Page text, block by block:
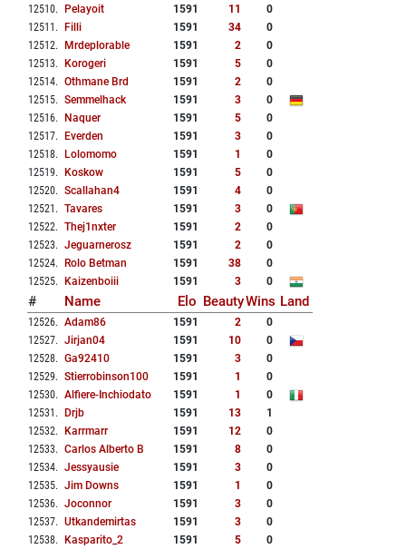
12510. Pelayoit 1591 11
0
12511 . Filli 1591 34
0
12512. Mrdeplorable 1591 2
0
12513. Korogeri 1591 5
0
12514. Othmane Brd 1591 2
0
12515. Semmelhack 1591 3
0
12516. Naquer 1591 5
0
12517. Everden 1591 3
0
12518. Lolomomo 1591 1
0
12519. Koskow 1591 5
0
12520. Scallahan4 1591 4
0
12521 . Tavares 1591 3
0
12522. Thej1nxter 1591 2
0
12523. Jeguarnerosz 1591 2
0
12524. Rolo Betman 1591 38
0
12525. Kaizenboiii 1591 3 0
# Name Elo BeautyWins Land
12526. Adam86 1591 2
0
12527. Jirjan04 1591 10
0
12528. Ga92410 1591 3
0
12529. Stierrobinson100 1591 1
0
12530. Alfiere-Inchiodato 1591 1
0
12531 . Drjb 1591 13
1
12532. Karrmarr 1591 12
0
12533. Carlos Alberto B 1591 8
0
12534. Jessyausie 1591 3
0
12535. Jim Downs 1591 1
0
12536. Joconnor 1591 3
0
12537. Utkandemirtas 1591 3
0
12538. Kasparito_2 1591 5
0